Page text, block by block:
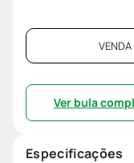
Ver bula
Especificações